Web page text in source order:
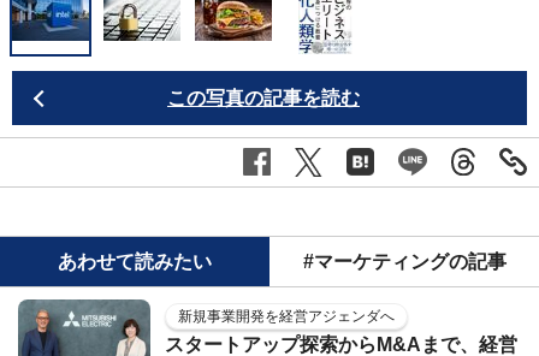
この写真の記事を読む
あわせて読みたい #マーケティングの記事
新規事業開発を経営アジェンダへ
スタートアップ探索からM&Aまで、経営